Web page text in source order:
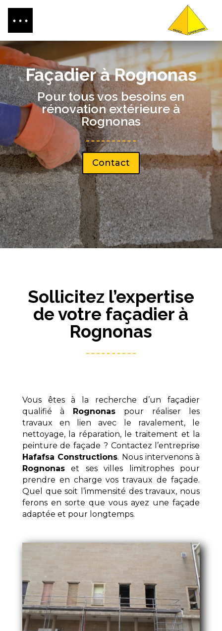
Façadier à Rognonas
Pour tous vos besoins en
rénovation extérieure à
Rognonas
Contact
Sollicitez l’expertise
de votre façadier à
Rognonas
Vous êtes à la recherche d’un façadier
qualifié à Rognonas pour réaliser les
travaux en lien avec le ravalement, le
nettoyage, la réparation, le traitement et la
peinture de façade ? Contactez l’entreprise
Hafafsa Constructions. Nous intervenons à
Rognonaset ses villes limitrophes pour
prendre en charge vos travaux de façade.
Quel que soit l’immensité des travaux, nous
ferons en sorte que vous ayez une façade
adaptée et pour longtemps.